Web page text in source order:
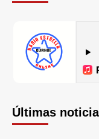
Últimas